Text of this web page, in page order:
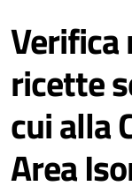
ricette
cui alla
Area